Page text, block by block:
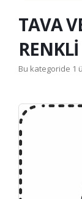
TAVA
Bu kategoride 1